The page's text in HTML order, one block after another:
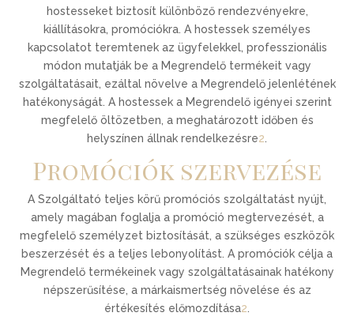
hostesseket biztosít különböző rendezvényekre,
kiállításokra, promóciókra. A hostessek személyes
kapcsolatot teremtenek az ügyfelekkel, professzionális
módon mutatják be a Megrendelő termékeit vagy
szolgáltatásait, ezáltal növelve a Megrendelő jelenlétének
hatékonyságát. A hostessek a Megrendelő igényei szerint
megfelelő öltözetben, a meghatározott időben és
helyszínen állnak rendelkezésre2
Promóciók szervezése
A Szolgáltató teljes körű promóciós szolgáltatást nyújt,
amely magában foglalja a promóció megtervezését, a
megfelelő személyzet biztosítását, a szükséges eszközök
beszerzését és a teljes lebonyolítást. A promóciók célja a
Megrendelő termékeinek vagy szolgáltatásainak hatékony
népszerűsítése, a márkaismertség növelése és az
értékesítés előmozdítása2